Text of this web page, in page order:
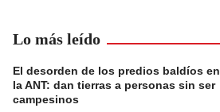
Lo más leído
El desorden de los predios baldíos en
la ANT: dan tierras a personas sin ser
campesinos